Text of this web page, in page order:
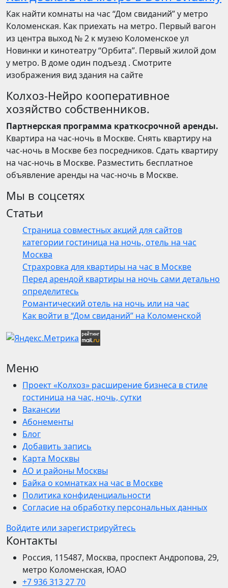
Как найти комнаты на час “Дом свиданий” у метро
Коломенская. Как приехать на метро. Первый вагон
из центра выход № 2 к музею Коломенское ул
Новинки и кинотеатру “Орбита”. Первый жилой дом
у метро. В доме один подъезд . Смотрите
изображения вид здания на сайте
Колхоз-Нейро кооперативное
хозяйство собственников.
Партнерская программа краткосрочной аренды.
Квартира на час-ночь в Москве. Снять квартиру на
час-ночь в Москве без посредников. Сдать квартиру
на час-ночь в Москве. Разместить бесплатное
объявление аренды на час-ночь в Москве.
Мы в соцсетях
Статьи
Страница совместных акций для сайтов
категории гостиница на ночь, отель на час
Москва
Страхровка для квартиры на час в Москве
Перед арендой квартиры на ночь сами детально
определитесь
Романтический отель на ночь или на час
Как войти в “Дом свиданий” на Коломенской
Меню
Проект «Колхоз» расширение бизнеса в стиле
гостиница на час, ночь, сутки
Вакансии
Абонементы
Блог
Добавить запись
Карта Москвы
АО и районы Москвы
Байка о комнатках на час в Москве
Политика конфиденциальности
Согласие на обработку персональных данных
Войдите или зарегистрируйтесь
Контакты
Россия, 115487, Москва, проспект Андропова, 29,
метро Коломенская, ЮАО
+7 936 313 27 70